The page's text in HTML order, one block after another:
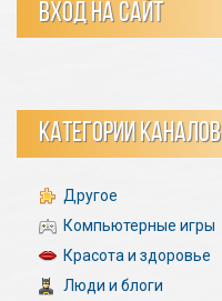
ВХОД НА САЙТ
КАТЕГОРИИ КАНАЛОВ
Другое
Компьютерные игры
Красота и здоровье
Люди и блоги